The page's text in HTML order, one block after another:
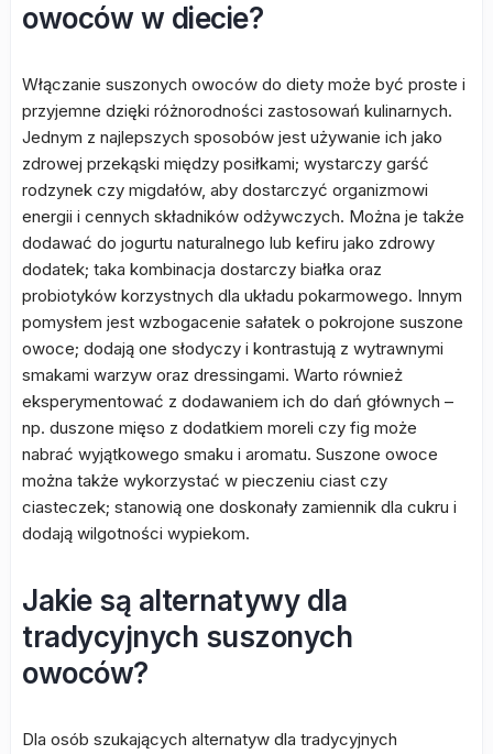
owoców w diecie?
Włączanie suszonych owoców do diety może być proste i
przyjemne dzięki różnorodności zastosowań kulinarnych.
Jednym z najlepszych sposobów jest używanie ich jako
zdrowej przekąski między posiłkami; wystarczy garść
rodzynek czy migdałów, aby dostarczyć organizmowi
energii i cennych składników odżywczych. Można je także
dodawać do jogurtu naturalnego lub kefiru jako zdrowy
dodatek; taka kombinacja dostarczy białka oraz
probiotyków korzystnych dla układu pokarmowego. Innym
pomysłem jest wzbogacenie sałatek o pokrojone suszone
owoce; dodają one słodyczy i kontrastują z wytrawnymi
smakami warzyw oraz dressingami. Warto również
eksperymentować z dodawaniem ich do dań głównych –
np. duszone mięso z dodatkiem moreli czy fig może
nabrać wyjątkowego smaku i aromatu. Suszone owoce
można także wykorzystać w pieczeniu ciast czy
ciasteczek; stanowią one doskonały zamiennik dla cukru i
dodają wilgotności wypiekom.
Jakie są alternatywy dla
tradycyjnych suszonych
owoców?
Dla osób szukających alternatyw dla tradycyjnych